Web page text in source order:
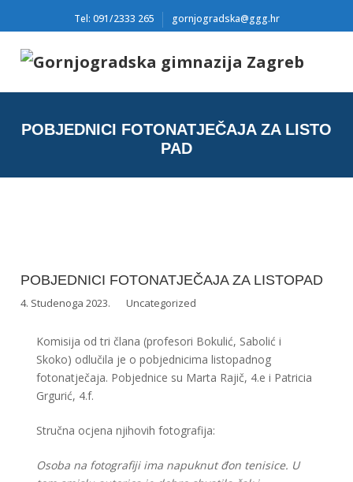
Tel: 091/2333 265 gornjogradska@ggg.hr
POBJEDNICI FOTONATJEČAJA ZA LISTO
PAD
POBJEDNICI FOTONATJEČAJA ZA LISTOPAD
4. Studenoga 2023. Uncategorized
Komisija od tri člana (profesori Bokulić, Sabolić i
Skoko) odlučila je o pobjednicima listopadnog
fotonatječaja. Pobjednice su Marta Rajič, 4.e i Patricia
Grgurić, 4.f.
Stručna ocjena njihovih fotografija:
Osoba na fotografiji ima napuknut đon tenisice. U